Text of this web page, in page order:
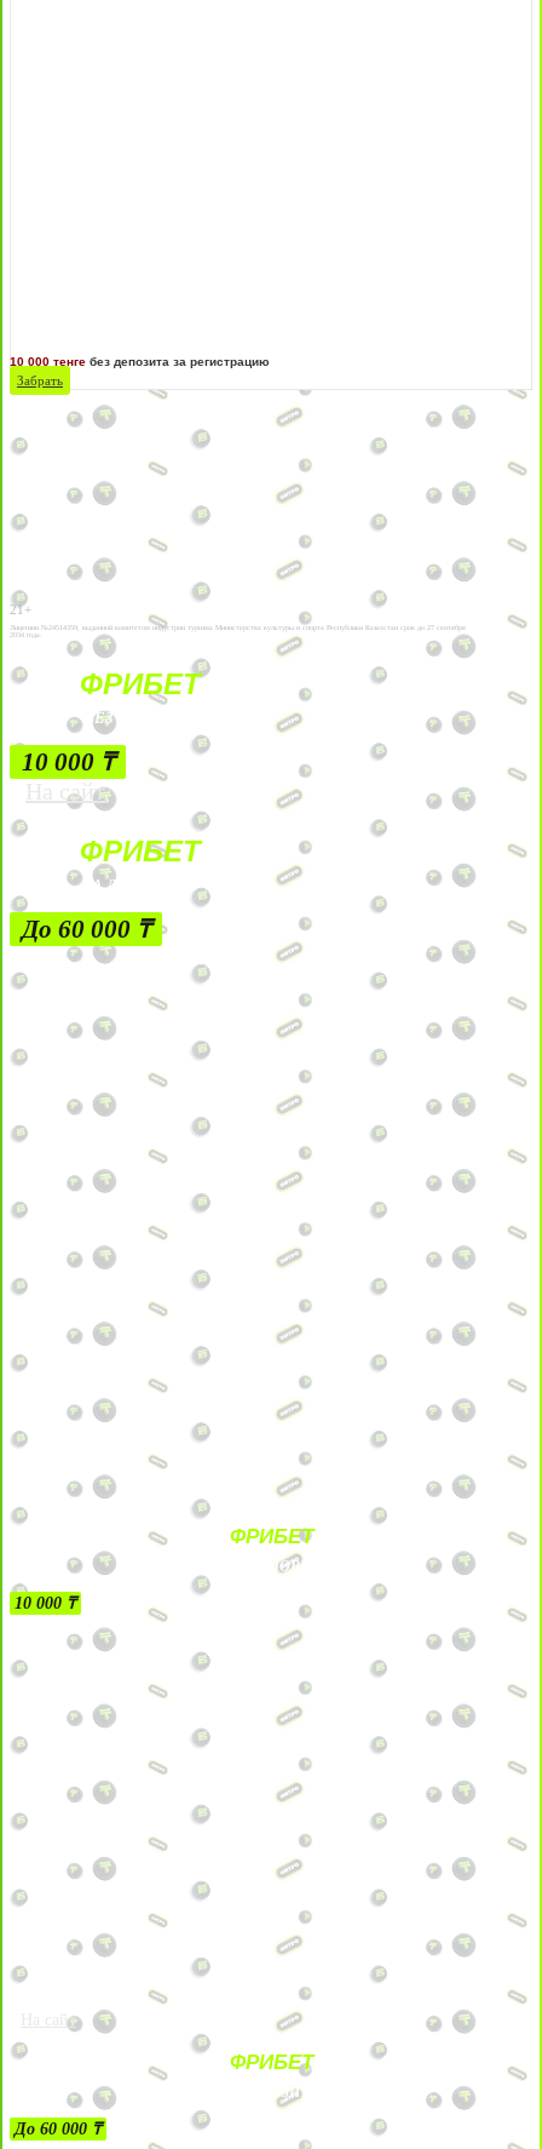
10 000 тенге без депозита за регистрацию
Забрать
21+
Лицензии №24514359, выданной комитетом индустрии туризма Министерства культуры и спорта Республики Казахстан срок до 27 сентября
2034 года.
ФРИБЕТ
БЕЗ УСЛОВИЙ
10 000 ₸
На сайт
ФРИБЕТ
ЗА ДЕПОЗИТЫ
До 60 000 ₸
ФРИБЕТ
БЕЗ УСЛОВИЙ
10 000 ₸
На сайт
ФРИБЕТ
ЗА ДЕПОЗИТЫ
До 60 000 ₸